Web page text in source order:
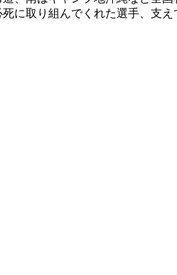
に取り組んでくれた選手、支